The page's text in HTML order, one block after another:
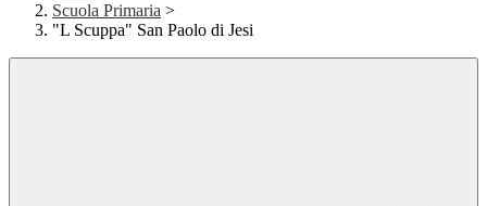
Scuola Primaria >
"L Scuppa" San Paolo di Jesi